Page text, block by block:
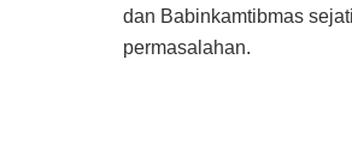
dan Babinkamtibmas
permasalahan.